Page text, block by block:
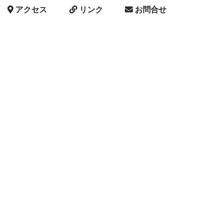
アクセス リンク お問合せ